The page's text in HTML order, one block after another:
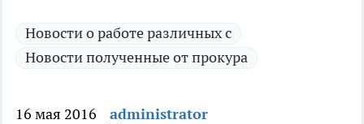
Новости о работе различных с
Новости полученные от прокура
16 мая 2016 administrator